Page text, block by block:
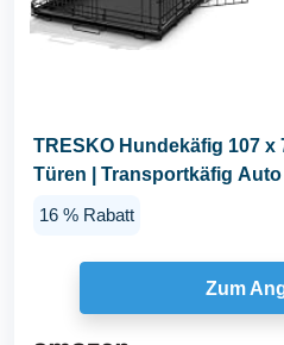
TRESKO Hundekäfig 107 x
Türen | Transportkäfig
16 % Rabatt
Zum